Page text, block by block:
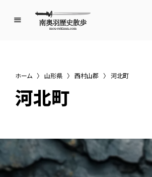
歴
史
散
歩
ホーム 〉 山形県 〉 西村山郡 〉 河北町
河北町